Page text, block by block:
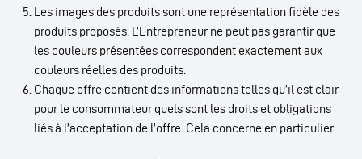
Les images des produits sont une représentation fidèle des
produits proposés. L’Entrepreneur ne peut pas garantir que
les couleurs présentées correspondent exactement aux
couleurs réelles des produits.
Chaque offre contient des informations telles qu’il est clair
pour le consommateur quels sont les droits et obligations
liés à l’acceptation de l’offre. Cela concerne en particulier :